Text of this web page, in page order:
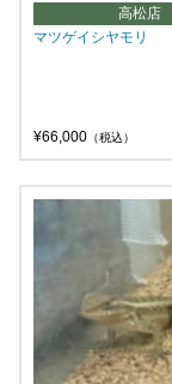
高松店
マツゲイシヤモリ
¥66,000 （税込）